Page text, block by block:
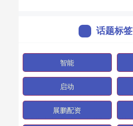
话题标签
智能
启动
展鹏配资